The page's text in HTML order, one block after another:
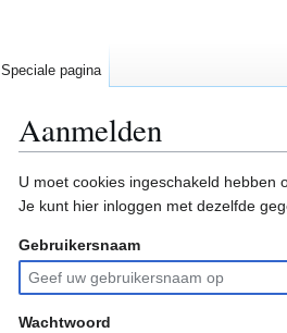
Aanmelden
Naar
navigatie
Naar
zoeken
U moet cookies ingeschakeld hebben
Je kunt hier inloggen met dezelfde
Gebruikersnaam
Wachtwoord
Speciale pagina